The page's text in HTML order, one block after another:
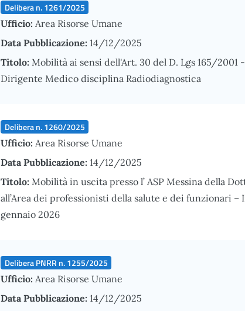
Delibera n. 1261/2025
Ufficio: Area Risorse Umane
Data Pubblicazione: 14/12/2025
Titolo: Mobilità ai sensi dell'Art. 30 del D. Lgs 165/2001
Dirigente Medico disciplina Radiodiagnostica
Delibera n. 1260/2025
Ufficio: Area Risorse Umane
Data Pubblicazione: 14/12/2025
Titolo: Mobilità in uscita presso l’ ASP Messina della
all’Area dei professionisti della salute e dei funzionari –
gennaio 2026
Delibera PNRR n. 1255/2025
Ufficio: Area Risorse Umane
Data Pubblicazione: 14/12/2025